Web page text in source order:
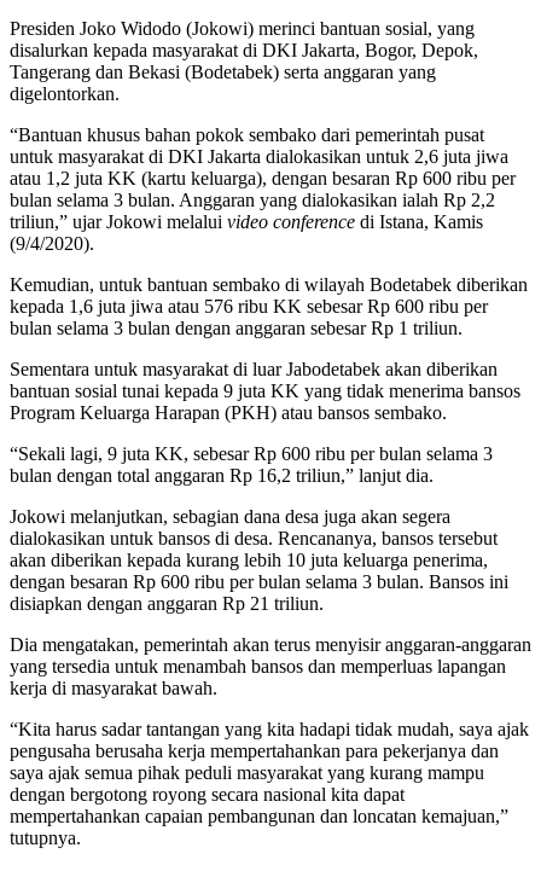
Presiden Joko Widodo (Jokowi) merinci bantuan sosial, yang
disalurkan kepada masyarakat di DKI Jakarta, Bogor, Depok,
Tangerang dan Bekasi (Bodetabek) serta anggaran yang
digelontorkan.
“Bantuan khusus bahan pokok sembako dari pemerintah pusat
untuk masyarakat di DKI Jakarta dialokasikan untuk 2,6 juta jiwa
atau 1,2 juta KK (kartu keluarga), dengan besaran Rp 600 ribu per
bulan selama 3 bulan. Anggaran yang dialokasikan ialah Rp 2,2
triliun,” ujar Jokowi melalui video conference di Istana, Kamis
(9/4/2020).
Kemudian, untuk bantuan sembako di wilayah Bodetabek diberikan
kepada 1,6 juta jiwa atau 576 ribu KK sebesar Rp 600 ribu per
bulan selama 3 bulan dengan anggaran sebesar Rp 1 triliun.
Sementara untuk masyarakat di luar Jabodetabek akan diberikan
bantuan sosial tunai kepada 9 juta KK yang tidak menerima bansos
Program Keluarga Harapan (PKH) atau bansos sembako.
“Sekali lagi, 9 juta KK, sebesar Rp 600 ribu per bulan selama 3
bulan dengan total anggaran Rp 16,2 triliun,” lanjut dia.
Jokowi melanjutkan, sebagian dana desa juga akan segera
dialokasikan untuk bansos di desa. Rencananya, bansos tersebut
akan diberikan kepada kurang lebih 10 juta keluarga penerima,
dengan besaran Rp 600 ribu per bulan selama 3 bulan. Bansos ini
disiapkan dengan anggaran Rp 21 triliun.
Dia mengatakan, pemerintah akan terus menyisir anggaran-anggaran
yang tersedia untuk menambah bansos dan memperluas lapangan
kerja di masyarakat bawah.
“Kita harus sadar tantangan yang kita hadapi tidak mudah, saya ajak
pengusaha berusaha kerja mempertahankan para pekerjanya dan
saya ajak semua pihak peduli masyarakat yang kurang mampu
dengan bergotong royong secara nasional kita dapat
mempertahankan capaian pembangunan dan loncatan kemajuan,”
tutupnya.